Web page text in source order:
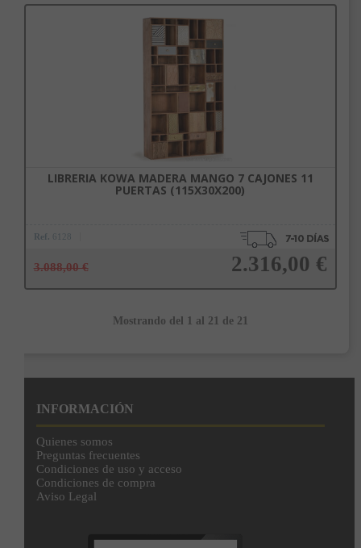
Añadir a la cesta
LIBRERIA KOWA MADERA MANGO 7 CAJONES 11
PUERTAS (115X30X200)
Ref. 6128
3.088,00 € 2.316,00 €
Añadir a la cesta
Mostrando del 1 al 21 de 21
INFORMACIÓN
Quienes somos
Preguntas frecuentes
Condiciones de uso y acceso
Condiciones de compra
Aviso Legal